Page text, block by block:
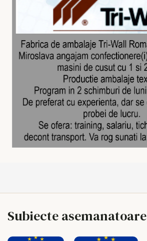
Subiecte asemanatoare